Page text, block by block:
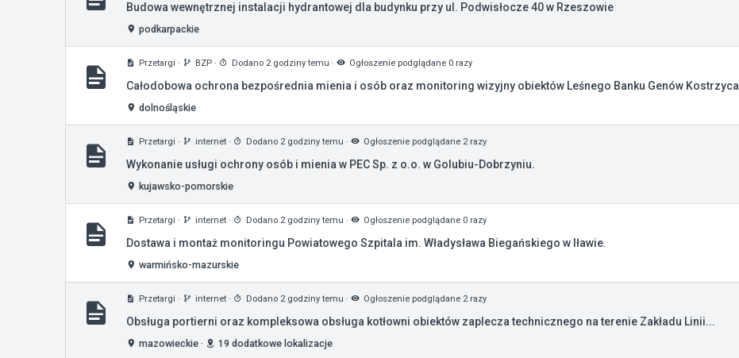
Budowa wewnętrznej instalacji hydrantowej dla budynku przy ul. Podwisłocze 40 w Rzeszowie
podkarpackie
Przetargi · BZP · Dodano 2 godziny temu · Ogłoszenie podglądane 0 razy
Całodobowa ochrona bezpośrednia mienia i osób oraz monitoring wizyjny obiektów Leśnego Banku Genów Kostrzyca
dolnośląskie
Przetargi · internet · Dodano 2 godziny temu · Ogłoszenie podglądane 2 razy
Wykonanie usługi ochrony osób i mienia w PEC Sp. z o.o. w Golubiu-Dobrzyniu.
kujawsko-pomorskie
Przetargi · internet · Dodano 2 godziny temu · Ogłoszenie podglądane 0 razy
Dostawa i montaż monitoringu Powiatowego Szpitala im. Władysława Biegańskiego w Iławie.
warmińsko-mazurskie
Przetargi · internet · Dodano 2 godziny temu · Ogłoszenie podglądane 2 razy
Obsługa portierni oraz kompleksowa obsługa kotłowni obiektów zaplecza technicznego na terenie Zakładu Linii...
mazowieckie · 19 dodatkowe lokalizacje